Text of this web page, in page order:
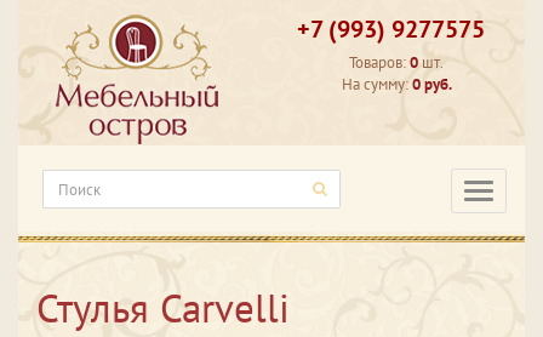
+7 (993) 9277575
Товаров:0 шт.
На сумму:0 руб.
Стулья Carvelli